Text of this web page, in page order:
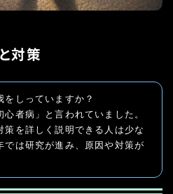
対策
をしっていますか？
者病」と言われていました。
策を詳しく説明できる人は少な
では研究が進み、原因や対策が